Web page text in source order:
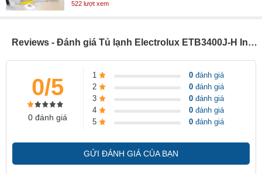
sự tươi ngon của thực phẩm.
Chuông báo mở cửa
522 lượt xem
Reviews - Đánh giá Tủ lạnh Electrolux ETB3400J-H Inverter 320L
0/5
0 đánh giá
1 0 đánh giá
2
0 đánh giá
3
0 đánh giá
4
0 đánh giá
5
0 đánh giá
GỬI ĐÁNH GIÁ CỦA BẠN